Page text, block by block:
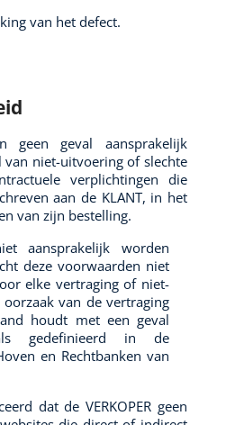
van het defect.
geen geval aansprakelijk
van niet-uitvoering of slechte
verplichtingen die
aan de KLANT, in het
van zijn bestelling.
aansprakelijk worden
deze voorwaarden niet
elke vertraging of niet-
van de vertraging
houdt met een geval
gedefinieerd in de
en Rechtbanken van
dat de VERKOPER geen